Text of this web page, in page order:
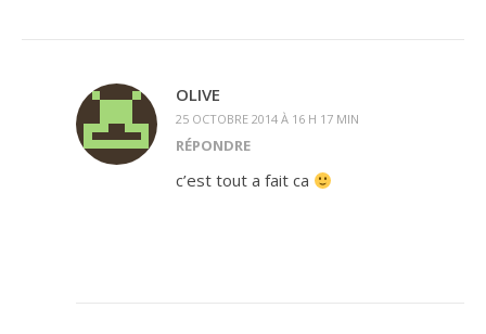
OLIVE
25 OCTOBRE 2014 À 16 H 17 MIN
RÉPONDRE
c’est tout a fait ca